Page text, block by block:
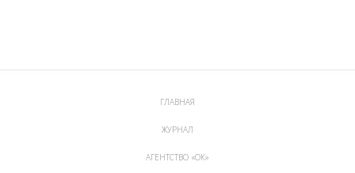
ГЛАВНАЯ
ЖУРНАЛ
АГЕНТСТВО «ОК»